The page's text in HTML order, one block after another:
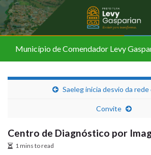
Município de Comendador Levy
Saeleg inicia desvio da rede
Convite
Centro de Diagnóstico por
1 mins to read